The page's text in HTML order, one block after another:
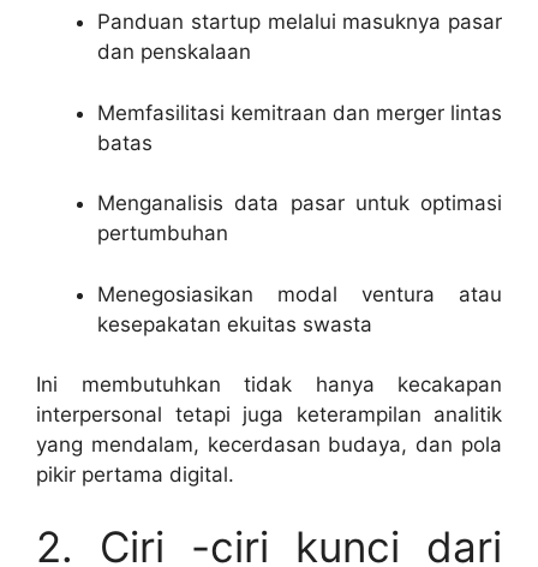
Panduan startup melalui masuknya pasar
dan penskalaan
Memfasilitasi kemitraan dan merger lintas
batas
Menganalisis data pasar untuk optimasi
pertumbuhan
Menegosiasikan modal ventura atau
kesepakatan ekuitas swasta
Ini membutuhkan tidak hanya kecakapan
interpersonal tetapi juga keterampilan analitik
yang mendalam, kecerdasan budaya, dan pola
pikir pertama digital.
2. Ciri -ciri kunci dari